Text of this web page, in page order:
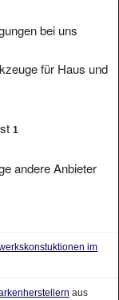
bei uns
für Haus und
1
andere Anbieter
im
aus